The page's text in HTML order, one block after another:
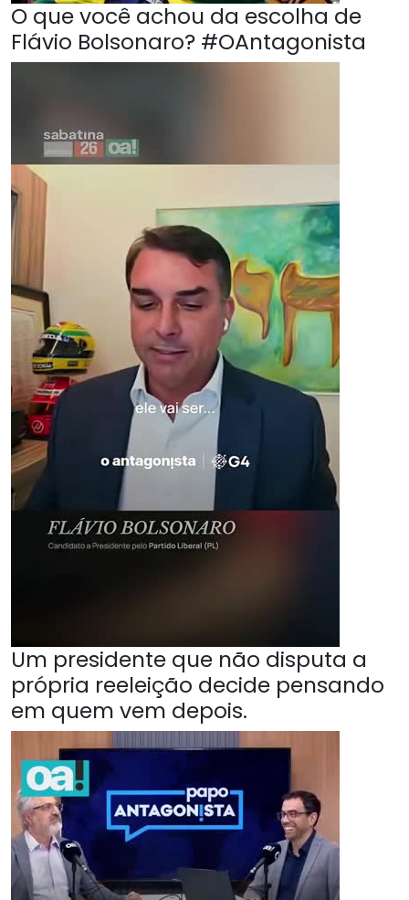
O que você achou da escolha de
Flávio Bolsonaro? #OAntagonista
Um presidente que não disputa a
própria reeleição decide pensando
em quem vem depois.